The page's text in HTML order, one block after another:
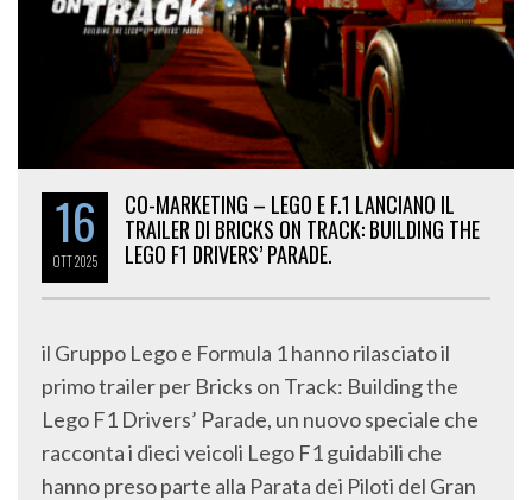
16
OTT2025
CO-MARKETING – LEGO E F.1 LANCIANO IL
TRAILER DI BRICKS ON TRACK: BUILDING THE
LEGO F1 DRIVERS’ PARADE.
il Gruppo Lego e Formula 1 hanno rilasciato il
primo trailer per Bricks on Track: Building the
Lego F1 Drivers’ Parade, un nuovo speciale che
racconta i dieci veicoli Lego F1 guidabili che
hanno preso parte alla Parata dei Piloti del Gran